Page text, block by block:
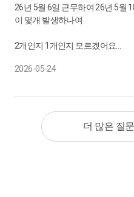
0:01:11
요?
임신기·육아기 근로시간 단축
점심시간을 30분만 부여하
해도 되나요?
휴게시간의 분할 부여
일주일 내내 연차를 쓰거나, 일주
요
26년 5월 6일 근무하여 26년 5월
이 몇개 발생하나여
2개인지 1개인지 모르겠어요
1) 5/10 주휴, 5/17주휴>>> 2개발
2026-05-24
더 많은 질